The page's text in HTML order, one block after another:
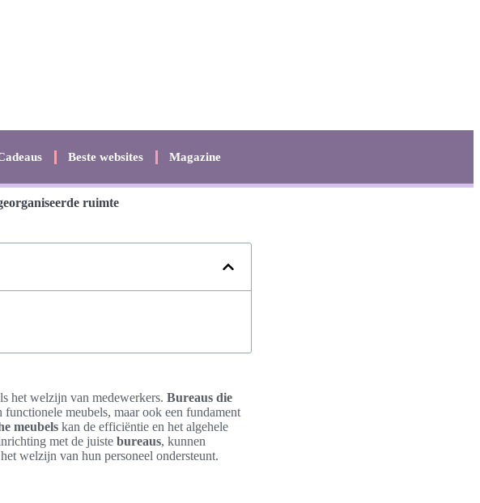
Beste websites Magazine
ruimte
het welzijn van medewerkers. Bureaus die
functionele meubels, maar ook een fundament
meubels kan de efficiëntie en het algehele
met de juiste bureaus, kunnen
welzijn van hun personeel ondersteunt.